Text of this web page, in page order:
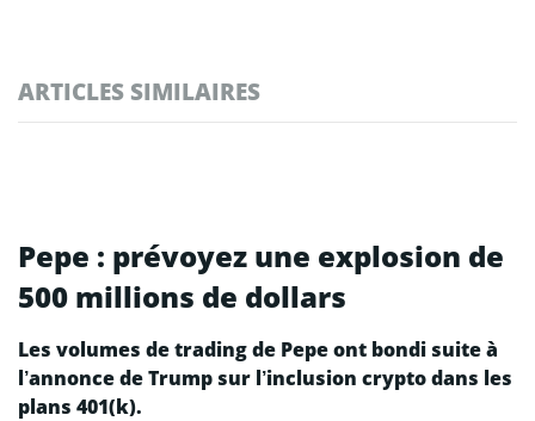
ARTICLES SIMILAIRES
Pepe : prévoyez une explosion de
500 millions de dollars
Les volumes de trading de Pepe ont bondi suite à
l’annonce de Trump sur l’inclusion crypto dans les
plans 401(k).